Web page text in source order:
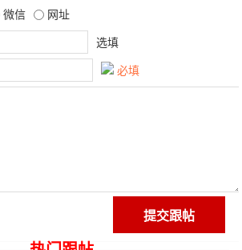
微信 网址
选填
必填